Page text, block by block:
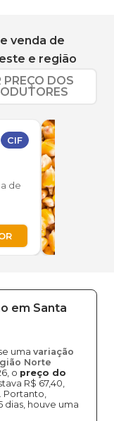
venda de
e região
PREÇO DOS
CIF
de
em Santa
uma variação
Norte
o preço do
R$ 67,40,
Portanto,
dias, houve uma